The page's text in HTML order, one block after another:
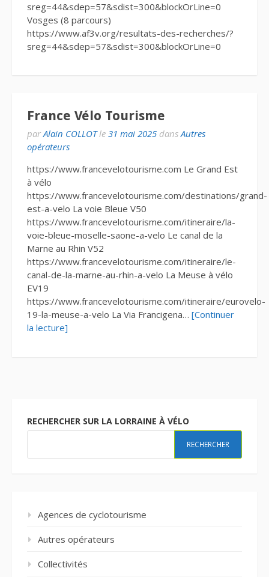
sreg=44&sdep=57&sdist=300&blockOrLine=0
Vosges (8 parcours)
https://www.af3v.org/resultats-des-recherches/?
sreg=44&sdep=57&sdist=300&blockOrLine=0
France Vélo Tourisme
parAlain COLLOTle 31 mai 2025 dansAutres
opérateurs
https://www.francevelotourisme.com Le Grand Est
à vélo
https://www.francevelotourisme.com/destinations/grand-
est-a-velo La voie Bleue V50
https://www.francevelotourisme.com/itineraire/la-
voie-bleue-moselle-saone-a-velo Le canal de la
Marne au Rhin V52
https://www.francevelotourisme.com/itineraire/le-
canal-de-la-marne-au-rhin-a-velo La Meuse à vélo
EV19
https://www.francevelotourisme.com/itineraire/eurovelo-
19-la-meuse-a-velo La Via Francigena… [Continuer
la lecture]
RECHERCHER SUR LA LORRAINE À VÉLO
RECHERCHER
Agences de cyclotourisme
Autres opérateurs
Collectivités